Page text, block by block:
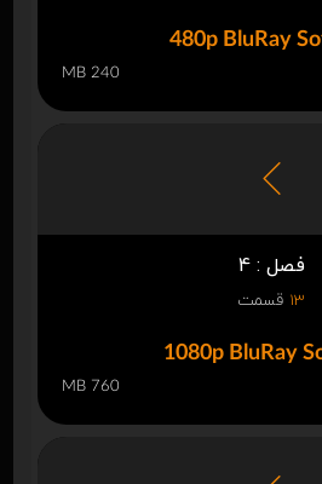
480p BluRay
240 MB
فصل : 4
13 قسمت
1080p BluRay
760 MB